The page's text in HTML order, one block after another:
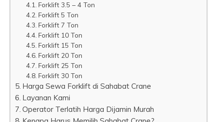
Forklift 3.5 – 4 Ton
Forklift 5 Ton
Forklift 7 Ton
Forklift 10 Ton
Forklift 15 Ton
Forklift 20 Ton
Forklift 25 Ton
Forklift 30 Ton
Harga Sewa Forklift di Sahabat Crane
Layanan Kami
Operator Terlatih Harga Dijamin Murah